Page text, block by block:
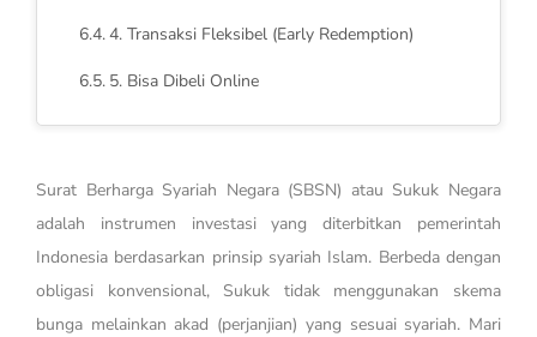
4. Transaksi Fleksibel (Early Redemption)
5. Bisa Dibeli Online
Surat Berharga Syariah Negara (SBSN) atau Sukuk Negara
adalah instrumen investasi yang diterbitkan pemerintah
Indonesia berdasarkan prinsip syariah Islam. Berbeda dengan
obligasi konvensional, Sukuk tidak menggunakan skema
bunga melainkan akad (perjanjian) yang sesuai syariah. Mari